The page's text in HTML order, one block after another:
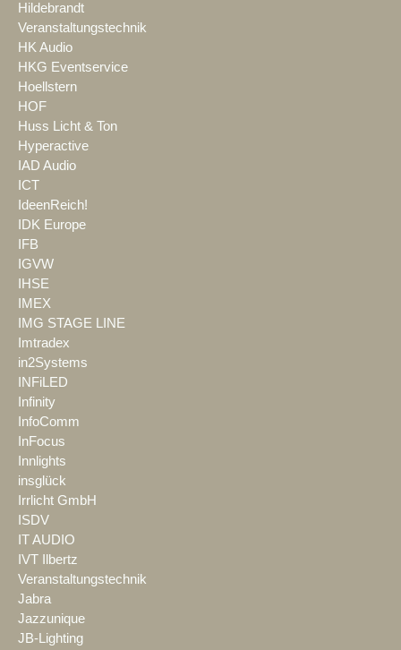
Hildebrandt
Veranstaltungstechnik
HK Audio
HKG Eventservice
Hoellstern
HOF
Huss Licht & Ton
Hyperactive
IAD Audio
ICT
IdeenReich!
IDK Europe
IFB
IGVW
IHSE
IMEX
IMG STAGE LINE
Imtradex
in2Systems
INFiLED
Infinity
InfoComm
InFocus
Innlights
insglück
Irrlicht GmbH
ISDV
IT AUDIO
IVT Ilbertz
Veranstaltungstechnik
Jabra
Jazzunique
JB-Lighting